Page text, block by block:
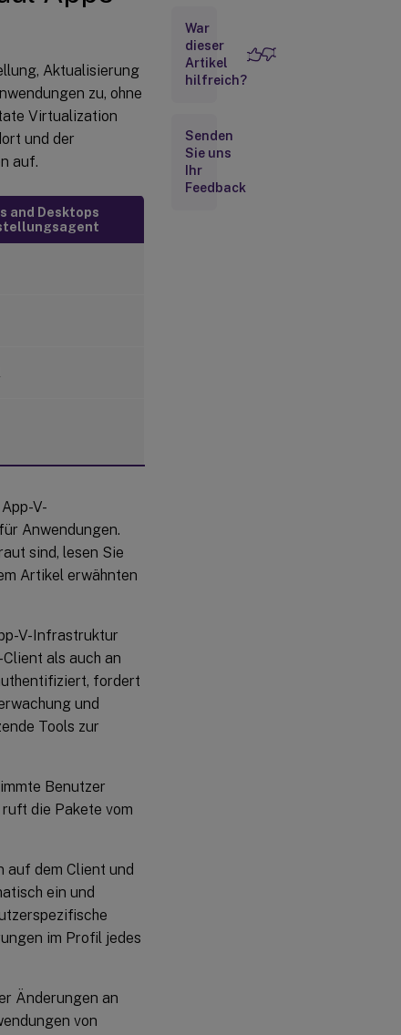
Aktualisierung
zu, ohne
Virtualization
und der
auf.
and Desktops
V-
Anwendungen.
sind, lesen Sie
Artikel erwähnten
V-Infrastruktur
als auch an
fordert
und
Tools zur
Benutzer
die Pakete vom
auf dem Client und
ein und
im Profil jedes
Änderungen an
von
Problembehandlung
War
dieser
Artikel
hilfreich?
Senden
Sie uns
Ihr
Feedback